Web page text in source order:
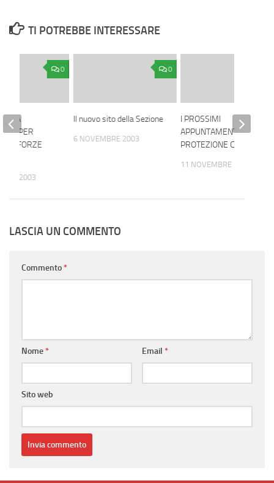
TI POTREBBE INTERESSARE
0
Il nuovo sito della Sezione
6 NOVEMBRE 2003
I PROSSIMI
APPUNTAMENTI DELLA
PROTEZIONE CIVILE
11 NOVEMBRE 2003
0
LA
PER
FORZE
2003
LASCIA UN COMMENTO
Commento*
Nome* Email *
Sito web